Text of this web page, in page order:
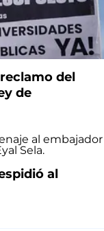
del
de
al